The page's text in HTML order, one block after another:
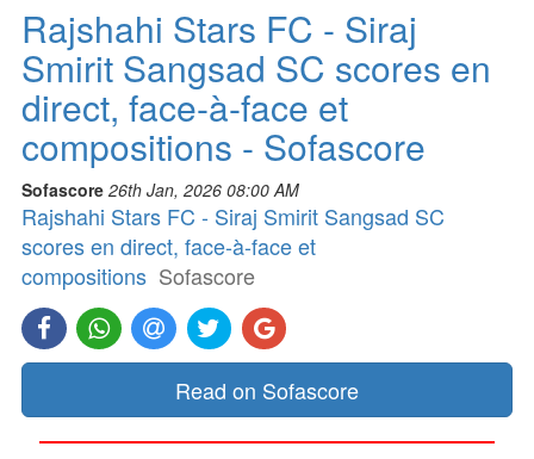
Rajshahi Stars FC - Siraj
Smirit Sangsad SC scores en
direct, face-à-face et
compositions - Sofascore
Sofascore 26th Jan, 2026 08:00 AM
Rajshahi Stars FC - Siraj Smirit Sangsad SC
scores en direct, face-à-face et
compositions Sofascore
Read on Sofascore